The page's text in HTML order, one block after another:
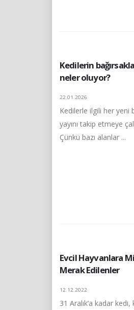
Kedilerin
neler oluyor?
22.01.2026
Kedilerle ilgili her yeni
yayını takip etmeye
Çünkü bazı alanlar ...
Evcil Hayvanlara
Merak Edilenler
12.12.2022
31 Aralık’a kadar